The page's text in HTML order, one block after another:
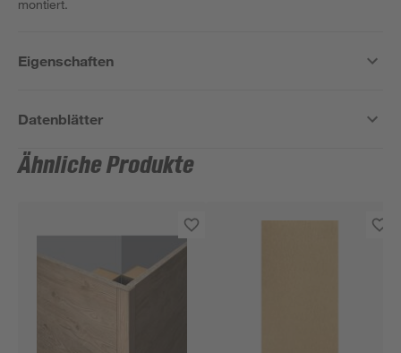
montiert.
Eigenschaften
Datenblätter
Ähnliche Produkte